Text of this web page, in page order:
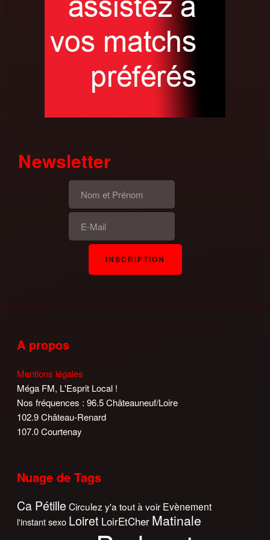
Newsletter
A propos
Mentions légales
Méga FM, L'Esprit Local !
Nos fréquences : 96.5 Châteauneuf/Loire
102.9 Château-Renard
107.0 Courtenay
Nuage de Tags
Ca Pétille Circulez y'a tout à voir Evènement
l'instant sexo Loiret LoirEtCher Matinale